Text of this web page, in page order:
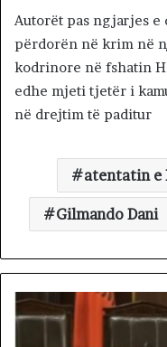
Autorët pas ngjarjes e
përdorën në krim në
kodrinore në fshatin
edhe mjeti tjetër i
në drejtim të paditur
atentatin e
Gilmando Dani